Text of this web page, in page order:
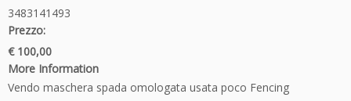
3483141493
Prezzo:
€ 100,00
More Information
Vendo maschera spada omologata usata poco Fencing